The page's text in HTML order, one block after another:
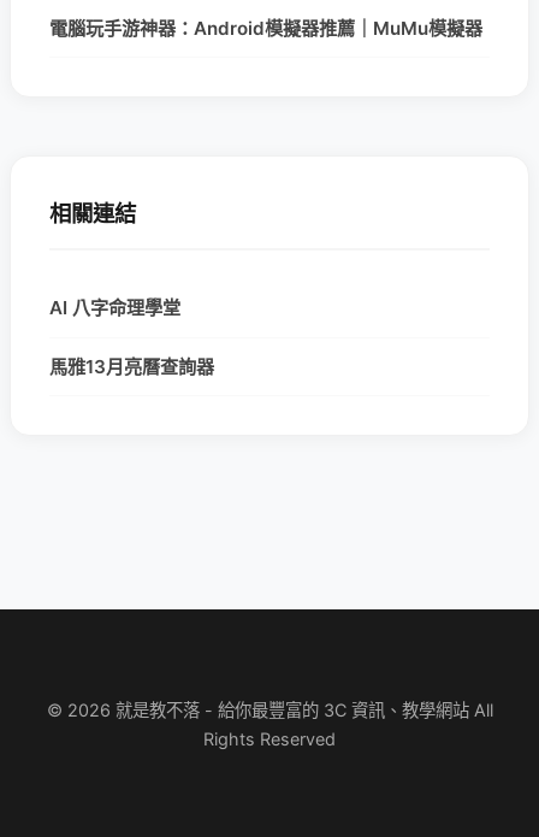
電腦玩手游神器：Android模擬器推薦｜MuMu模擬器
相關連結
AI 八字命理學堂
馬雅13月亮曆查詢器
© 2026 就是教不落 - 給你最豐富的 3C 資訊、教學網站 All
Rights Reserved